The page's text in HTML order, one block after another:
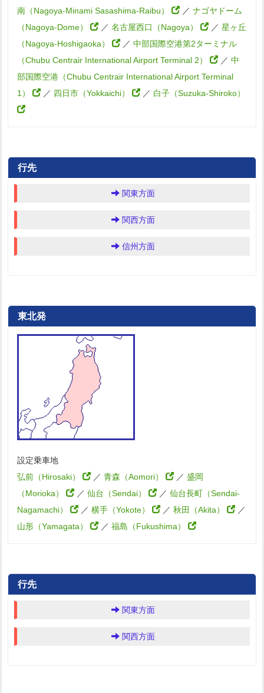
南（Nagoya-Minami Sasashima-Raibu） ／ ナゴヤドーム
（Nagoya-Dome）
／ 名古屋西口（Nagoya） ／ 星ヶ丘
（Nagoya-Hoshigaoka）
／ 中部国際空港第2ターミナル
（Chubu Centrair International Airport Terminal 2）
／ 中
部国際空港（Chubu Centrair International Airport Terminal
1）
／ 四日市（Yokkaichi） ／ 白子（Suzuka-Shiroko）
行先
関東方面
関西方面
信州方面
東北発
設定乗車地
弘前（Hirosaki）
／ 青森（Aomori） ／ 盛岡
（Morioka）
／ 仙台（Sendai） ／ 仙台長町（Sendai-
Nagamachi）
／ 横手（Yokote） ／ 秋田（Akita）
／
山形（Yamagata）
／ 福島（Fukushima）
行先
関東方面
関西方面